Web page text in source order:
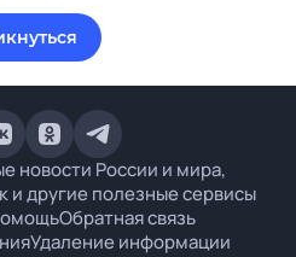
новости России и мира,
и другие полезные сервисы
Обратная связь
Удаление информации